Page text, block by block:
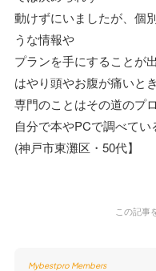
動けずにいましたが、個
うな情報や
プランを手にすることが出
はやり頭やお腹が痛いと
専門のことはその道のプ
自分で本やPCで調べてい
(神戸市東灘区・50代】
この記事
Mybestpro Members